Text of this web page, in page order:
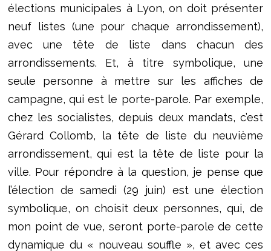
élections municipales à Lyon, on doit présenter
neuf listes (une pour chaque arrondissement),
avec une tête de liste dans chacun des
arrondissements. Et, à titre symbolique, une
seule personne à mettre sur les affiches de
campagne, qui est le porte-parole. Par exemple,
chez les socialistes, depuis deux mandats, c’est
Gérard Collomb, la tête de liste du neuvième
arrondissement, qui est la tête de liste pour la
ville. Pour répondre à la question, je pense que
l’élection de samedi (29 juin) est une élection
symbolique, on choisit deux personnes, qui, de
mon point de vue, seront porte-parole de cette
dynamique du « nouveau souffle », et avec ces